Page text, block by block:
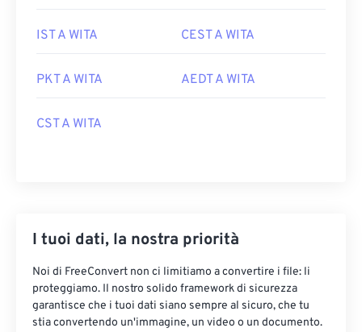
IST A WITA CEST A WITA
PKT A WITA AEDT A WITA
CST A WITA
I tuoi dati, la nostra priorità
Noi di FreeConvert non ci limitiamo a convertire i file: li
proteggiamo. Il nostro solido framework di sicurezza
garantisce che i tuoi dati siano sempre al sicuro, che tu
stia convertendo un'immagine, un video o un documento.